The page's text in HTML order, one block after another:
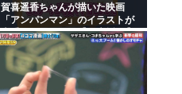
賀喜遥香ちゃんが描いた映画
「アンパンマン」のイラストが
上手すぎる！！！【乃木坂46】